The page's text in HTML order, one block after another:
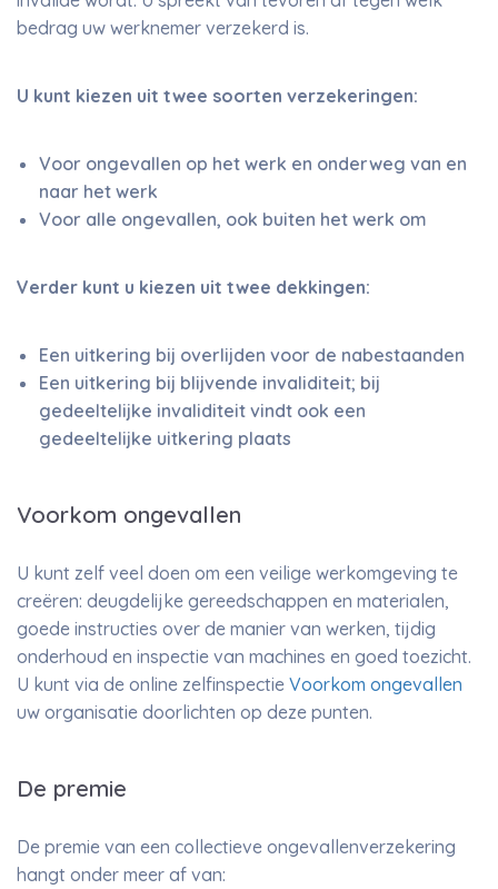
bedrag uw werknemer verzekerd is.
U kunt kiezen uit twee soorten verzekeringen:
Voor ongevallen op het werk en onderweg van en
naar het werk
Voor alle ongevallen, ook buiten het werk om
Verder kunt u kiezen uit twee dekkingen:
Een uitkering bij overlijden voor de nabestaanden
Een uitkering bij blijvende invaliditeit; bij
gedeeltelijke invaliditeit vindt ook een
gedeeltelijke uitkering plaats
Voorkom ongevallen
U kunt zelf veel doen om een veilige werkomgeving te
creëren: deugdelijke gereedschappen en materialen,
goede instructies over de manier van werken, tijdig
onderhoud en inspectie van machines en goed toezicht.
U kunt via de online zelfinspectie Voorkom ongevallen
uw organisatie doorlichten op deze punten.
De premie
De premie van een collectieve ongevallenverzekering
hangt onder meer af van: